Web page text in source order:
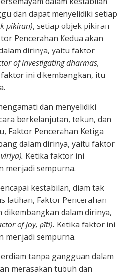
dan dapat menyelidiki setiap
pikiran), setiap objek pikiran
Pencerahan Kedua akan
dirinya, yaitu faktor
of investigating dharmas,
ini dikembangkan, itu
dan menyelidiki
berkelanjutan, tekun, dan
Faktor Pencerahan Ketiga
dalam dirinya, yaitu faktor
Ketika faktor ini
menjadi sempurna.
kestabilan, diam tak
latihan, Faktor Pencerahan
dikembangkan dalam dirinya,
of joy, pīti). Ketika faktor ini
menjadi sempurna.
tanpa gangguan dalam
merasakan tubuh dan